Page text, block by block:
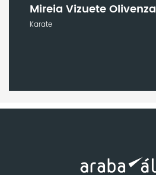
Mireia Vizuete Olivenza
Karate